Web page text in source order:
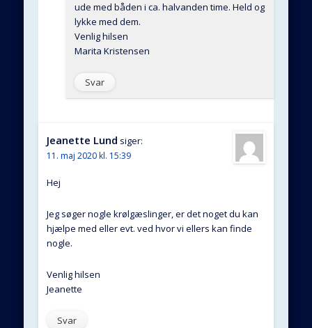
ude med båden i ca. halvanden time. Held og
lykke med dem.
Venlig hilsen
Marita Kristensen
Svar
Jeanette Lund siger:
11. maj 2020 kl. 15:39
Hej
Jeg søger nogle krølgæslinger, er det noget du kan
hjælpe med eller evt. ved hvor vi ellers kan finde
nogle.
Venlig hilsen
Jeanette
Svar